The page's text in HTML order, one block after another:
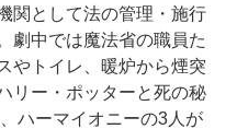
関として法の管理・施行
劇中では魔法省の職員た
やトイレ、暖炉から煙突
リー・ポッターと死の秘
ハーマイオニーの3人が